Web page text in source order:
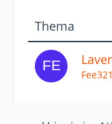
Thema
Fee321